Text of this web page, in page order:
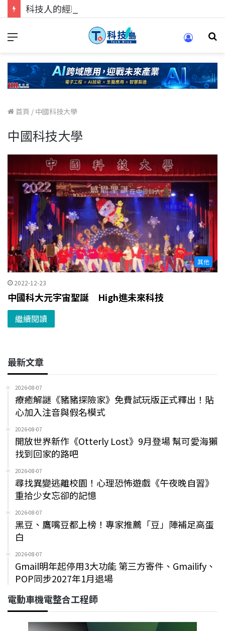
首頁 / 中國科技大學
中國科技大學
其他
2022-12-23
中國科大元宇宙聖誕 High進未來科技
繼續閱讀
最新文章
2026-08-07
療癒解謎《豬豬探險家》免費試玩版正式釋出！貼
心加入注音與假名模式
2026-08-07
開放世界新作《Otterly Lost》9月登場 幫可愛海獺
找到回家的路吧
2026-08-07
尋找異變逃離校園！心理恐怖遊戲《午夜晚自習》
重拾少女忘卻的記憶
2026-08-07
黑豆、鷹嘴豆都上榜！專家推薦「豆」陣補足高蛋
白
2026-08-07
Gmail明年起停用3大功能 第三方寄件、Gmailify、
POP同步2027年1月退場
電動車機電整合工程師